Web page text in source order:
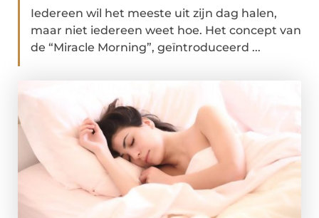
Iedereen wil het meeste uit zijn dag halen,
maar niet iedereen weet hoe. Het concept van
de “Miracle Morning”, geïntroduceerd ...